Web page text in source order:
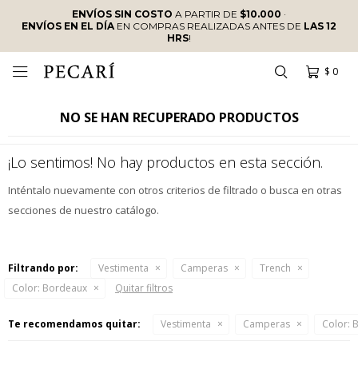
ENVÍOS SIN COSTO A PARTIR DE $10.000 ·
ENVÍOS EN EL DÍAEN COMPRAS REALIZADAS ANTES DE LAS 12
HRS!
$ 0

NO SE HAN RECUPERADO PRODUCTOS
¡Lo sentimos! No hay productos en esta sección.
Inténtalo nuevamente con otros criterios de filtrado o busca en otras
secciones de nuestro catálogo.
Filtrando por: Vestimenta Camperas
Trench
Color: Bordeaux Quitar filtros
Te recomendamos quitar: Vestimenta Camperas Color: